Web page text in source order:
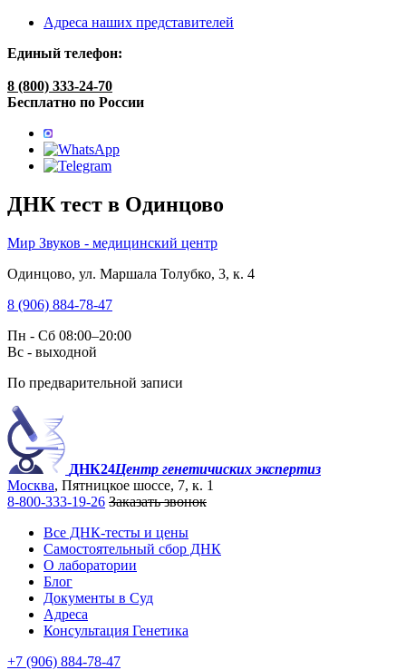
Адреса наших представителей
Единый телефон:
8 (800) 333-24-70
Бесплатно по России
ДНК тест в Одинцово
Мир Звуков - медицинский центр
Одинцово, ул. Маршала Толубко, 3, к. 4
8 (906) 884-78-47
Пн - Сб 08:00–20:00
Вс - выходной
По предварительной записи
ДНК24Центр генетичиских экспертиз
Москва, Пятницкое шоссе, 7, к. 1
8-800-333-19-26 Заказать звонок
Все ДНК-тесты и цены
Самостоятельный сбор ДНК
О лаборатории
Блог
Документы в Суд
Адреса
Консультация Генетика
+7 (906) 884-78-47